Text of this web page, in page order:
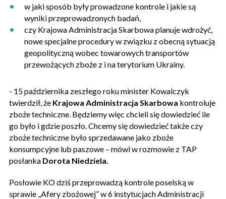
w jaki sposób były prowadzone kontrole i jakie są
wyniki przeprowadzonych badań,
czy Krajowa Administracja Skarbowa planuje wdrożyć,
nowe specjalne procedury w związku z obecną sytuacją
geopolityczną wobec towarowych transportów
przewożących zboże z i na terytorium Ukrainy.
- 15 października zeszłego roku minister Kowalczyk
twierdził, że Krajowa Administracja Skarbowa kontroluje
zboże techniczne. Będziemy więc chcieli się dowiedzieć ile
go było i gdzie poszło. Chcemy się dowiedzieć także czy
zboże techniczne było sprzedawane jako zboże
konsumpcyjne lub paszowe – mówi w rozmowie z TAP
posłanka Dorota Niedziela.
Posłowie KO dziś przeprowadzą kontrole poselską w
sprawie „Afery zbożowej” w 6 instytucjach Administracji